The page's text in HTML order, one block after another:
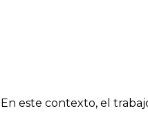
En este contexto, el